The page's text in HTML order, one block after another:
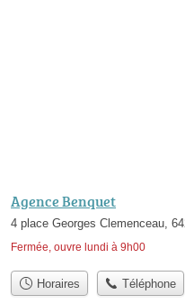
Agence Benquet
4 place Georges Clemenceau,
Fermée, ouvre lundi à 9h00
Horaires Téléphone